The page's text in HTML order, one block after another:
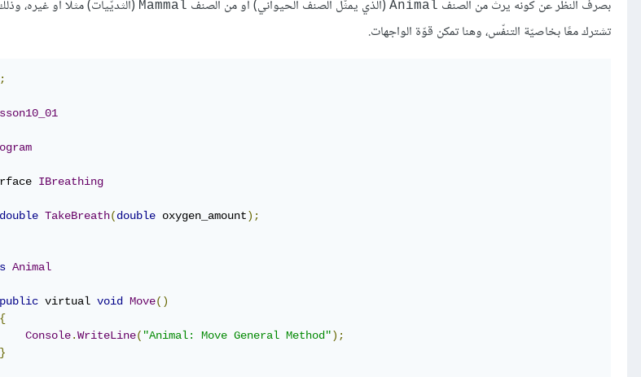
بصرف النظر عن كونه يرث من الصنف Animal (الذي يمثّل الصنف الحيواني) أو من الصنف Mammal (الثديّيات) مثلًا أو غيره،
تشترك معًا بخاصيّة التنفّس، وهنا تمكن قوّة الواجهات.
;
IBreathing
double TakeBreath(double oxygen_amount);
Animal
public virtual void Move()
{
Console.WriteLine( "Animal: Move General Method");
}